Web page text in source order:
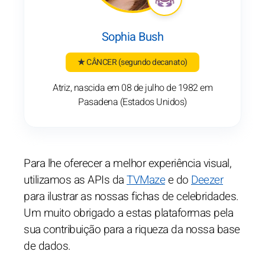
Sophia Bush
★ CÂNCER(segundo decanato)
Atriz, nascida em 08 de julho de 1982 em
Pasadena (Estados Unidos)
Para lhe oferecer a melhor experiência visual,
utilizamos as APIs daTVMazee doDeezer
para ilustrar as nossas fichas de celebridades.
Um muito obrigado a estas plataformas pela
sua contribuição para a riqueza da nossa base
de dados.